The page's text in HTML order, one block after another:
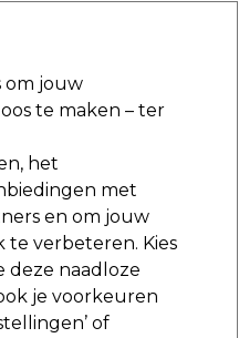
Aanmelden
geleverd*
t/m vrijdag
Maintenance®
om jouw
te maken – ter
het
met
en om jouw
te verbeteren. Kies
deze naadloze
je voorkeuren
of